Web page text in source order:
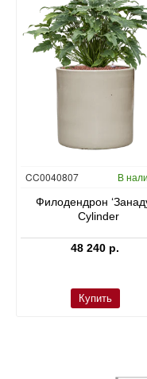
CC0040807 В
Филодендрон
Cylinder
48 240 р.
Купить